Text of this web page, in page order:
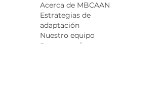
Acerca de MBCAAN
Estrategias de
adaptación
Nuestro equipo
Preguntas frecuentes